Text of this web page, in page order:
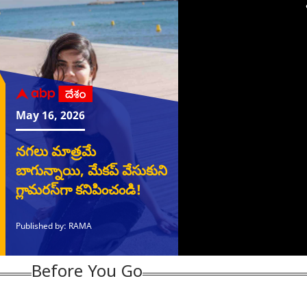
Before You Go
ఇచ్చే
అతిగా
డైట్‌లో
ఫుడ్స్ ఇవే
క్షుద్ర పూజల ఆరోపణలతో
తెలంగాణ రాజకీయాల్లో
కలకలం -కాంగ్రెస్,
బీఆర్ఎస్ మధ్య మొదలైన
అరుంధతి, పశుపతి
వివాదం!